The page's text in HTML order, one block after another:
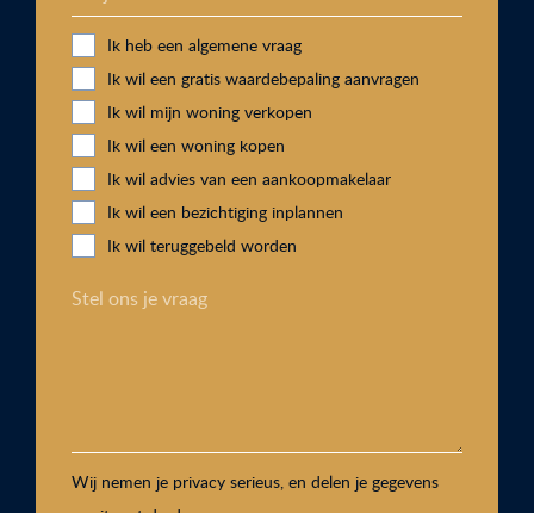
Ik heb een algemene vraag
Ik wil een gratis waardebepaling aanvragen
Ik wil mijn woning verkopen
Ik wil een woning kopen
Ik wil advies van een aankoopmakelaar
Ik wil een bezichtiging inplannen
Ik wil teruggebeld worden
Stel ons je vraag
Wij nemen je privacy serieus, en delen je gegevens